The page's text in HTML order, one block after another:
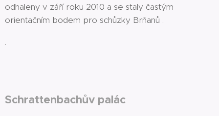
odhaleny v září roku 2010 a se staly častým
orientačním bodem pro schůzky Brňanů .
.
Schrattenbachův palác